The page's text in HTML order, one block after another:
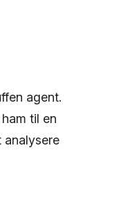
agent.
til en